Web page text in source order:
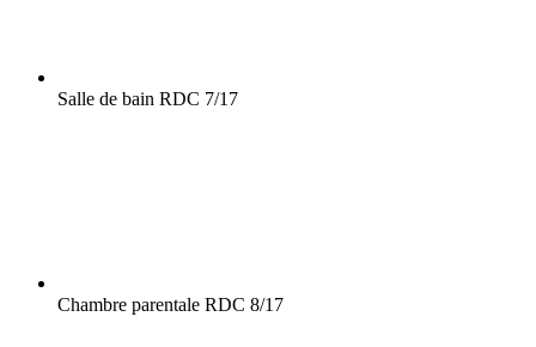
Salle de bain RDC 7/17
Chambre parentale RDC 8/17